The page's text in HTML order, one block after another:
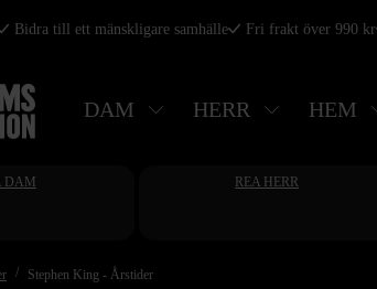
Bidra till ett mänskligare samhälle Fri frakt över 990 kr
DAM HERR HEM
DAM REA HERR
Stephen King - Årstider